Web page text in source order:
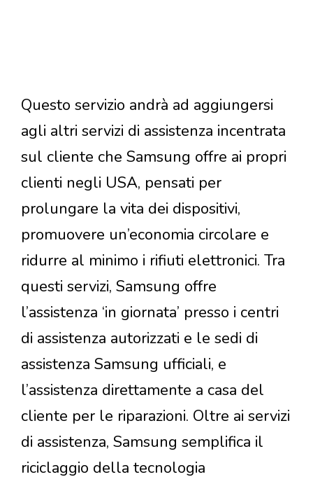
Questo servizio andrà ad aggiungersi
agli altri servizi di assistenza incentrata
sul cliente che Samsung offre ai propri
clienti negli USA, pensati per
prolungare la vita dei dispositivi,
promuovere un’economia circolare e
ridurre al minimo i rifiuti elettronici. Tra
questi servizi, Samsung offre
l’assistenza ‘in giornata’ presso i centri
di assistenza autorizzati e le sedi di
assistenza Samsung ufficiali, e
l’assistenza direttamente a casa del
cliente per le riparazioni. Oltre ai servizi
di assistenza, Samsung semplifica il
riciclaggio della tecnologia